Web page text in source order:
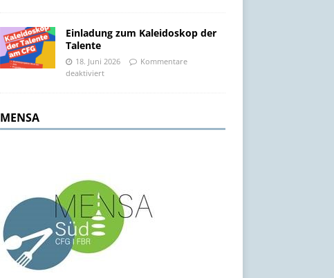
Einladung zum Kaleidoskop der
Talente
18. Juni 2026
Kommentare
deaktiviert
MENSA